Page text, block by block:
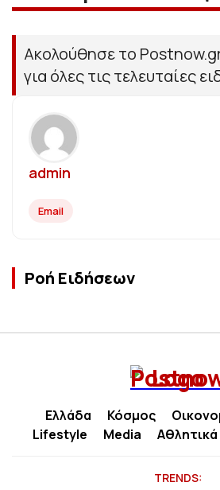
Ακολούθησε το
για όλες τις τελευταίες
admin
Email
Ροή Ειδήσεων
Ελλάδα Κόσμος
Lifestyle
Media Αθλητικά
TRENDS: